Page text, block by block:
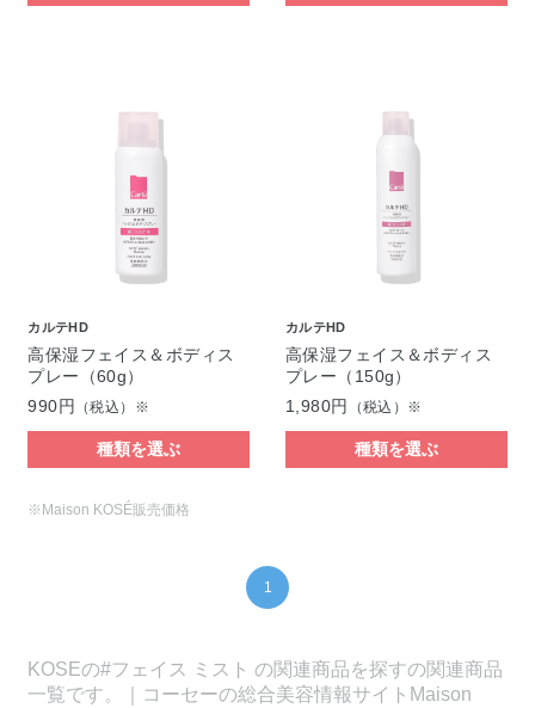
カルテHD
高保湿フェイス＆ボディス
プレー（60g）
990円
（税込）※
種類を選ぶ
カルテHD
高保湿フェイス＆ボディス
プレー（150g）
1,980円
（税込）※
種類を選ぶ
※Maison KOSÉ販売価格
1
KOSEの#フェイス ミスト の関連商品を探すの関連商品
一覧です。｜コーセーの総合美容情報サイトMaison